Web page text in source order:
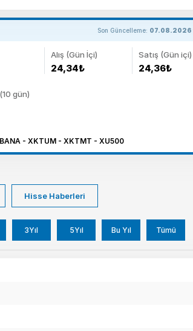
Son Güncelleme: 07.08.2026
Alış (Gün İçi)
24,34₺
Satış (Gün içi)
24,36₺
gün)
- XKTUM - XKTMT - XU500
Hisse Haberleri
3Yıl 5Yıl Bu Yıl Tümü